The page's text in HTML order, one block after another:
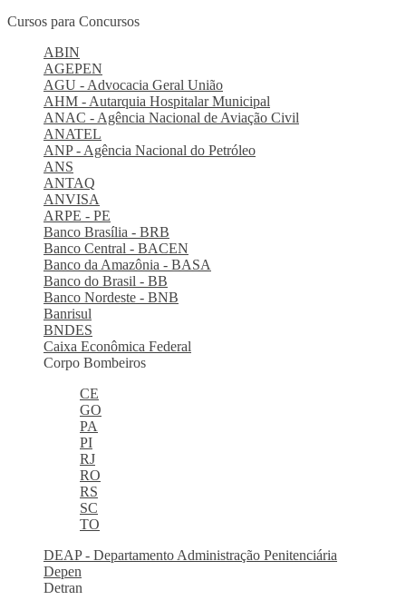
Cursos para Concursos
ABIN
AGEPEN
AGU - Advocacia Geral União
AHM - Autarquia Hospitalar Municipal
ANAC - Agência Nacional de Aviação Civil
ANATEL
ANP - Agência Nacional do Petróleo
ANS
ANTAQ
ANVISA
ARPE - PE
Banco Brasília - BRB
Banco Central - BACEN
Banco da Amazônia - BASA
Banco do Brasil - BB
Banco Nordeste - BNB
Banrisul
BNDES
Caixa Econômica Federal
Corpo Bombeiros
CE
GO
PA
PI
RJ
RO
RS
SC
TO
DEAP - Departamento Administração Penitenciária
Depen
Detran